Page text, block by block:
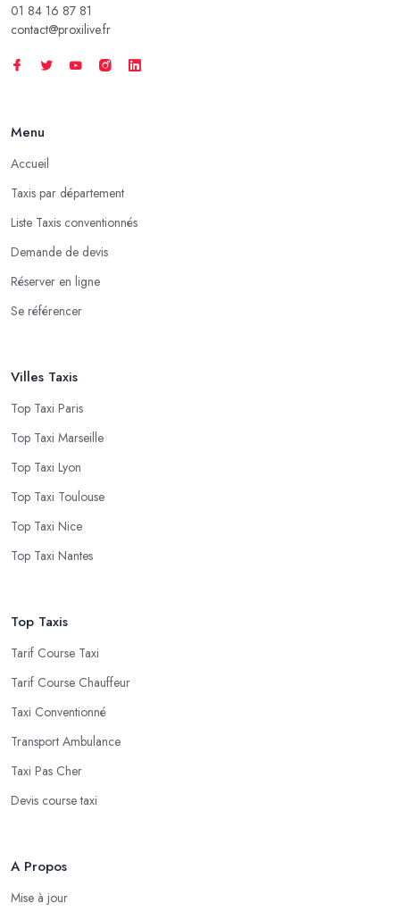
01 84 16 87 81
contact@proxilive.fr
Menu
Accueil
Taxis par département
Liste Taxis conventionnés
Demande de devis
Réserver en ligne
Se référencer
Villes Taxis
Top Taxi Paris
Top Taxi Marseille
Top Taxi Lyon
Top Taxi Toulouse
Top Taxi Nice
Top Taxi Nantes
Top Taxis
Tarif Course Taxi
Tarif Course Chauffeur
Taxi Conventionné
Transport Ambulance
Taxi Pas Cher
Devis course taxi
A Propos
Mise à jour